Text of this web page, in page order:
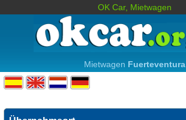
OK Car, Mietwagen
Mietwagen Fuerteventura